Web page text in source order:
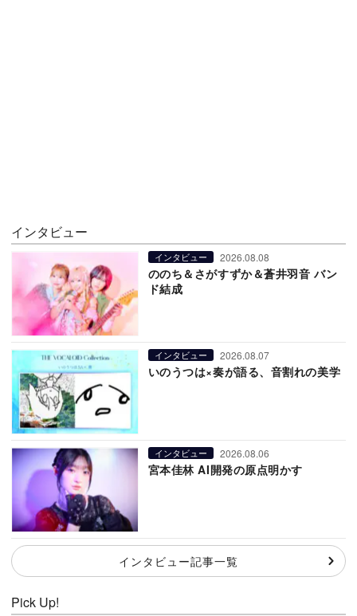
インタビュー
インタビュー 2026.08.08
ののち＆さがすずか＆蒼井羽音 バン
ド結成
インタビュー 2026.08.07
いのうつは×奏が語る、音割れの美学
インタビュー 2026.08.06
宮本佳林 AI開発の原点明かす
インタビュー記事一覧
Pick Up!